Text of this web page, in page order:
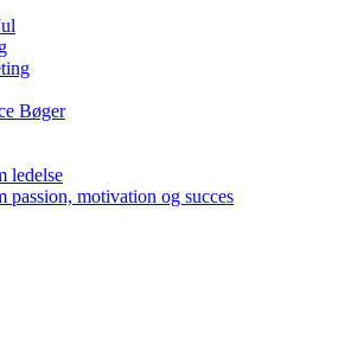
Bøger
ledelse
passion, motivation og succes